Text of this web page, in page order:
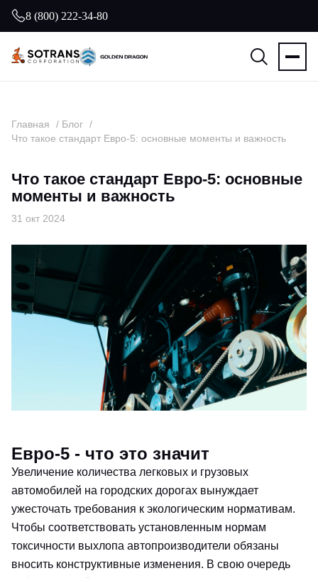
8 (800) 222-34-80
Главная
Блог
Что такое стандарт Евро-5: основные моменты и важность
Что такое стандарт Евро-5: основные
моменты и важность
31 окт 2024
Евро-5 - что это значит
Увеличение количества легковых и грузовых
автомобилей на городских дорогах вынуждает
ужесточать требования к экологическим нормативам.
Чтобы соответствовать установленным нормам
токсичности выхлопа автопроизводители обязаны
вносить конструктивные изменения. В свою очередь